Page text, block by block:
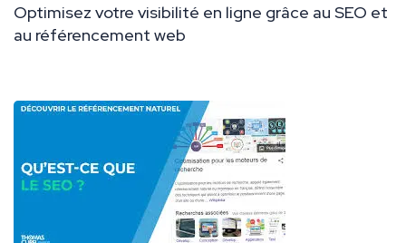
Optimisez votre visibilité en ligne grâce au SEO et
au référencement web